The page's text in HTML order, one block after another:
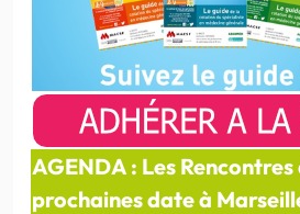
AGENDA : Les Rencontres
prochaines date à